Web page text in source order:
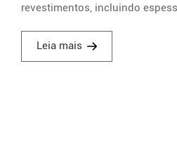
revestimentos, incluindo
ajuste de propriedades
Leia mais